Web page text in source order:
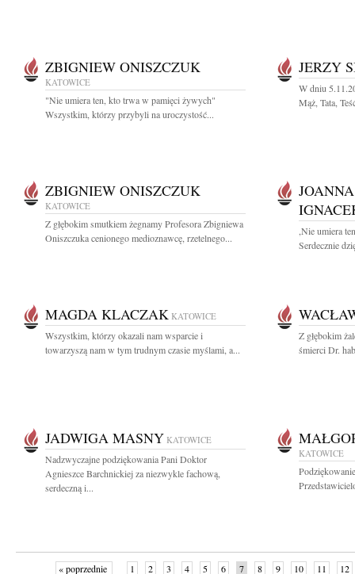
ZBIGNIEW ONISZCZUK
KATOWICE
"Nie umiera ten, kto trwa w pamięci żywych"
Wszystkim, którzy przybyli na uroczystość...
JERZY
W dniu
Mąż, Tata,
ZBIGNIEW ONISZCZUK
KATOWICE
Z głębokim smutkiem żegnamy Profesora Zbigniewa
Oniszczuka cenionego medioznawcę, rzetelnego...
,Nie umiera
Serdecznie
MAGDA KLACZAK KATOWICE
Wszystkim, którzy okazali nam wsparcie i
towarzyszą nam w tym trudnym czasie myślami, a...
Z głębokim
śmierci Dr.
JADWIGA MASNY KATOWICE
Nadzwyczajne podziękowania Pani Doktor
Agnieszce Barchnickiej za niezwykle fachową,
serdeczną i...
KATOWICE
« poprzednie 1 2 3 4 5 6 7 8 9 10 11 12